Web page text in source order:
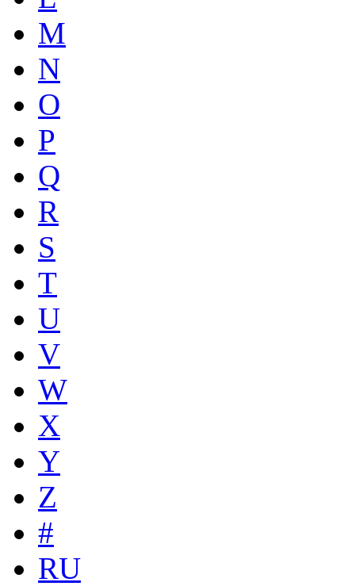
M
N
O
P
Q
R
S
T
U
V
W
X
Y
Z
#
RU